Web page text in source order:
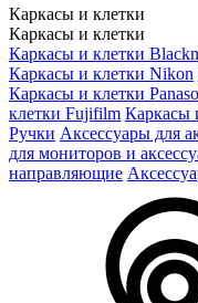
Каркасы и клетки
Каркасы и клетки
Каркасы и клетки
Каркасы и клетки Nikon
Каркасы и клетки
клетки Fujifilm Каркасы
Ручки Аксессуары для
для мониторов и
направляющие